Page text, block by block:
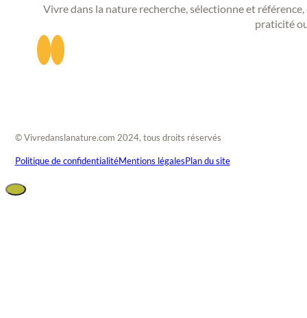
Vivre dans la nature recherche, sélectionne et
praticité
© Vivredanslanature.com 2024, tous droits réservés
Politique de confidentialitéMentions légalesPlan du site